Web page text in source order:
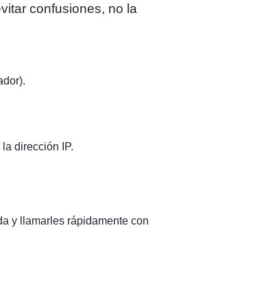
confusiones, no la
dirección IP.
y llamarles rápidamente con